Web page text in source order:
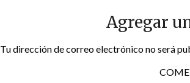
Agregar
Tu dirección de correo electrónico no será